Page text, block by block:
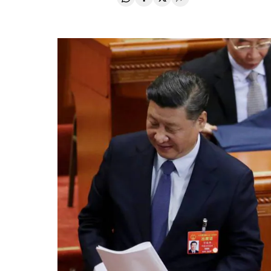
Compartir en Whatsapp
Compartir en Facebook
Compartir en Twitter
Desplegar Redes